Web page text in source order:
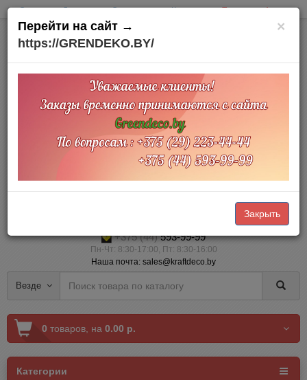
Оплата Доставка О компании Контакты Товары на Акции
Офис и склад:
Минский район
д. Тарасово
Тарасовский пр.,3
Доставка по Беларуси
Прием заказов Online через корзину — 24/7 (наличный и безналичный
+375 (44)593-99-99
Пн-Чт: 8:30-17:00, Пт: 8:30-16:00
Наша почта: sales@kraftdeco.by
Везде
0 товаров, на 0.00 р.
Категории
×
Перейти на сайт →
https://GRENDEKO.BY/
Закрыть